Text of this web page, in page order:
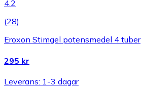
4.2
(28)
Eroxon Stimgel potensmedel 4 tuber
295 kr
Leverans: 1-3 dagar